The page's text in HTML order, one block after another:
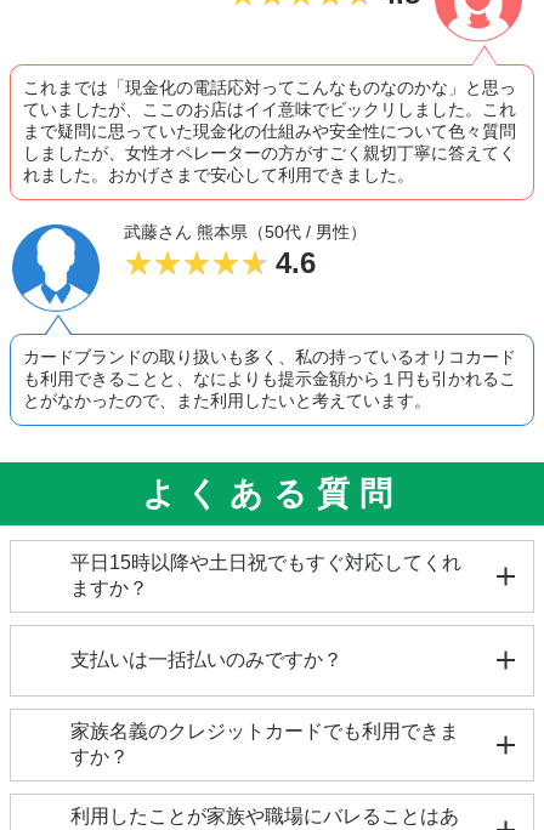
これまでは「現金化の電話応対ってこんなものなのかな」と思っ
ていましたが、ここのお店はイイ意味でビックリしました。これ
まで疑問に思っていた現金化の仕組みや安全性について色々質問
しましたが、女性オペレーターの方がすごく親切丁寧に答えてく
れました。おかげさまで安心して利用できました。
武藤さん 熊本県（50代 / 男性）
4.6
カードブランドの取り扱いも多く、私の持っているオリコカード
も利用できることと、なによりも提示金額から１円も引かれるこ
とがなかったので、また利用したいと考えています。
よくある質問
平日15時以降や土日祝でもすぐ対応してくれ
ますか？
金融機関により、土日祝日や15時以降の即日反映も
可能です。詳細はお電話にてお問い合わせ下さい。
支払いは一括払いのみですか？
一括払いの他に、分割払い・リボ払いからお選びい
ただけます。一部支払い方法がお選びできないカー
ドもございますので、詳細はお電話にてお問い合わ
せ下さい。
家族名義のクレジットカードでも利用できま
すか？
大変申し訳ございません。ご利用はご本人様名義の
クレジットカードのみに限らせていただいておりま
利用したことが家族や職場にバレることはあ